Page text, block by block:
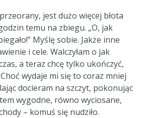
jest dużo więcej błota
temu na zbiegu. „O, jak
Myślę sobie. Jakże inne
i cele. Walczyłam o jak
a teraz chcę tylko ukończyć,
wydaje mi się to coraz mniej
docieram na szczyt, pokonując
wygodne, równo wyciosane,
– komuś się nudziło.